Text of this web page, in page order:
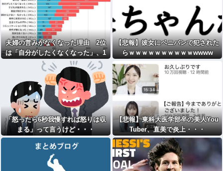
夫婦の営みがなくなった理由 2位
は「自分がしたくなくなった」、1
位は…
【悲報】彼女にペニバンで犯された
らｗｗｗｗｗｗｗｗｗｗwwww
「怒ったら6秒我慢すれば怒りは収
まる」って言うけど・・・
【悲報】東科大医学部卒の美人You
Tuber、直美で炎上・・・